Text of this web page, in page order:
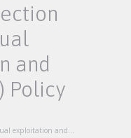
and
Policy
exploitation and...